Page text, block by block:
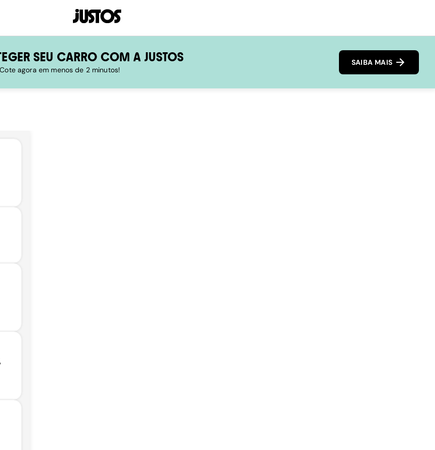
SEU CARRO COM A JUSTOS
agora em menos de 2 minutos!
SAIBA MAIS